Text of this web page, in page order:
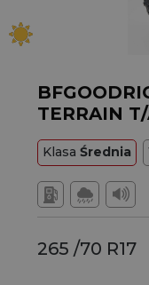
TERRAIN
KlasaŚrednia
265 /70 R17